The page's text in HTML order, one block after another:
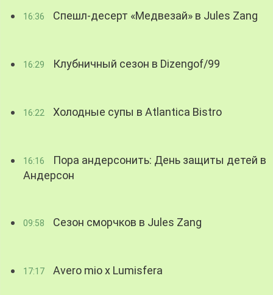
16:36 Спешл-десерт «Медвезай» в Jules Zang
16:29 Клубничный сезон в Dizengof/99
16:22 Холодные супы в Atlantica Bistro
16:16
Пора андерсонить: День защиты детей в
Андерсон
09:58 Сезон сморчков в Jules Zang
17:17 Avero mio x Lumisfera